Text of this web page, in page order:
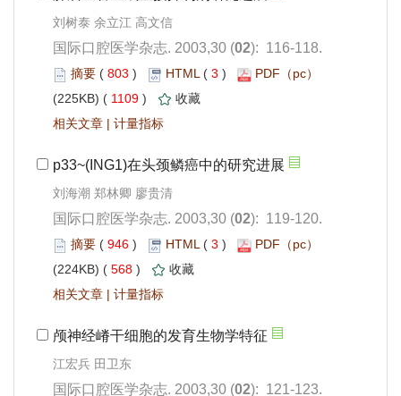
): 116-118.
803 ) 3 )
1109 )
|
刘海潮 郑林卿 廖贵清
): 119-120.
946 ) 3 )
568 )
|
): 121-123.